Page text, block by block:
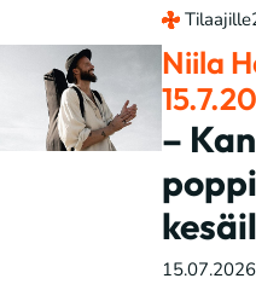
Tilaajille
Niila
–
15.07.2026